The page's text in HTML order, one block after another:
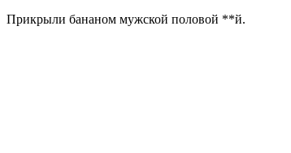
Прикрыли бананом мужской половой **й.